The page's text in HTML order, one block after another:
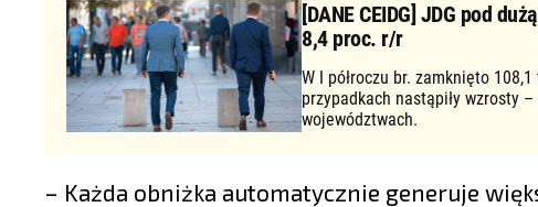
[DANE CEIDG] JDG pod
8,4 proc. r/r
W I półroczu br. zamknięto
przypadkach nastąpiły wzrosty
województwach.
– Każda obniżka automatycznie generuje